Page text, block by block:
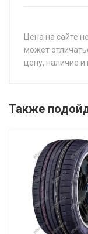
Цена на сайте
может
цену, наличие и
Continental
Continental
Continental
Continental
Также